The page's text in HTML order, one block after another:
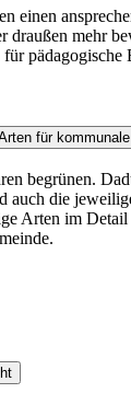
einen
mehr
für
begrünen.
auch die
Arten im